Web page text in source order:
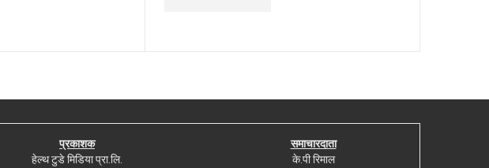
प्रकाशक
हेल्थ टुडे मिडिया प्रा.लि.
समाचारदाता
के.पी रिमाल